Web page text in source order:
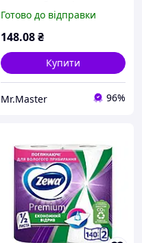
Готово до відправки
148.08₴
Купити
Mr.Master 96%